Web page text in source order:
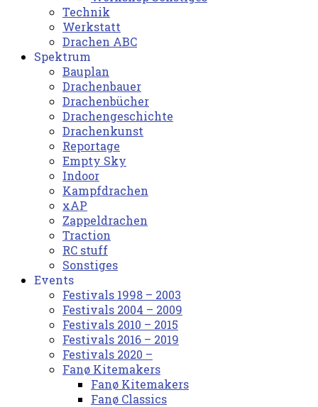
Technik
Werkstatt
Drachen ABC
Spektrum
Bauplan
Drachenbauer
Drachenbücher
Drachengeschichte
Drachenkunst
Reportage
Empty Sky
Indoor
Kampfdrachen
xAP
Zappeldrachen
Traction
RC stuff
Sonstiges
Events
Festivals 1998 – 2003
Festivals 2004 – 2009
Festivals 2010 – 2015
Festivals 2016 – 2019
Festivals 2020 –
Fanø Kitemakers
Fanø Kitemakers
Fanø Classics